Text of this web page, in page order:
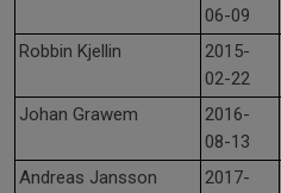
06-09
Robbin Kjellin
2015-
02-22
Johan Grawem
2016-
08-13
Andreas Jansson
2017-